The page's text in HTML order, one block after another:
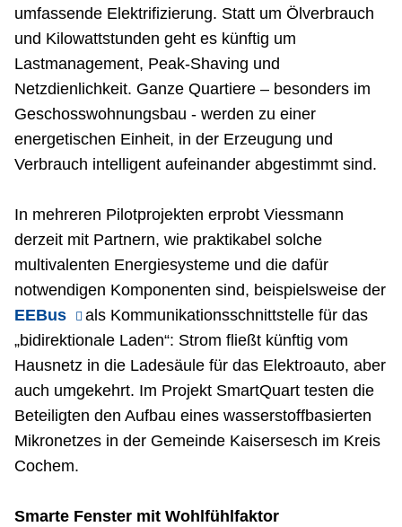
umfassende Elektrifizierung. Statt um Ölverbrauch
und Kilowattstunden geht es künftig um
Lastmanagement, Peak-Shaving und
Netzdienlichkeit. Ganze Quartiere – besonders im
Geschosswohnungsbau - werden zu einer
energetischen Einheit, in der Erzeugung und
Verbrauch intelligent aufeinander abgestimmt sind.
In mehreren Pilotprojekten erprobt Viessmann
derzeit mit Partnern, wie praktikabel solche
multivalenten Energiesysteme und die dafür
notwendigen Komponenten sind, beispielsweise der
EEBus
als Kommunikationsschnittstelle für das
„bidirektionale Laden“: Strom fließt künftig vom
Hausnetz in die Ladesäule für das Elektroauto, aber
auch umgekehrt. Im Projekt SmartQuart testen die
Beteiligten den Aufbau eines wasserstoffbasierten
Mikronetzes in der Gemeinde Kaisersesch im Kreis
Cochem.
Smarte Fenster mit Wohlfühlfaktor